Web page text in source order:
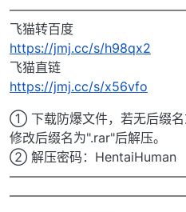
飞猫转百度
https://jmj.cc/s/h98qx2
飞猫直链
https://jmj.cc/s/x56vfo
① 下载防爆文件，若无后缀
修改后缀名为".rar"后解压。
② 解压密码：HentaiHuman